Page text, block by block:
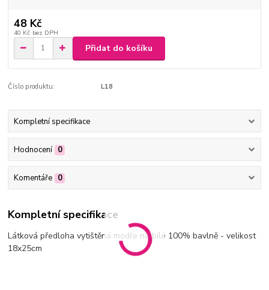
48 Kč
40 Kč bez DPH
Přidat do košíku
Číslo produktu: L18
Kompletní specifikace
Hodnocení 0
Komentáře 0
Kompletní specifikace
Látková předloha vytištěná modře na bílé 100% bavlně - velikost
18x25cm